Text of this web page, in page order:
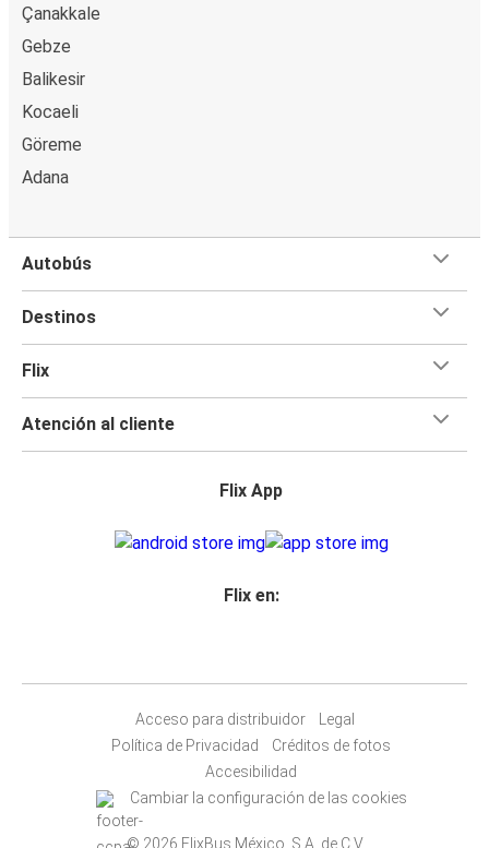
Çanakkale
Gebze
Balikesir
Kocaeli
Göreme
Adana
Autobús
Destinos
Flix
Atención al cliente
Flix App
Flix en:
Acceso para distribuidor
Legal
Política de Privacidad
Créditos de fotos
Accesibilidad
Cambiar la configuración de las cookies
© 2026 FlixBus México, S.A. de C.V